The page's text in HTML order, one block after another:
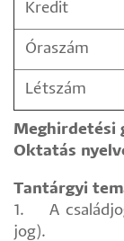
Kredit
Óraszám
Létszám
Meghirdetési
Oktatás
Tantárgyi
1. A családjog
jog).